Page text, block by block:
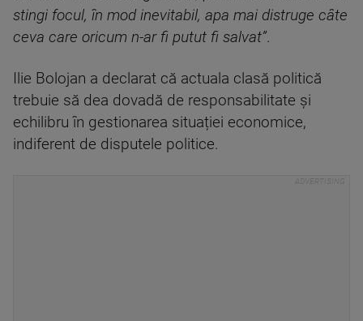
stingi focul, în mod inevitabil, apa mai distruge câte
ceva care oricum n-ar fi putut fi salvat”.
Ilie Bolojan a declarat că actuala clasă politică
trebuie să dea dovadă de responsabilitate și
echilibru în gestionarea situației economice,
indiferent de disputele politice.